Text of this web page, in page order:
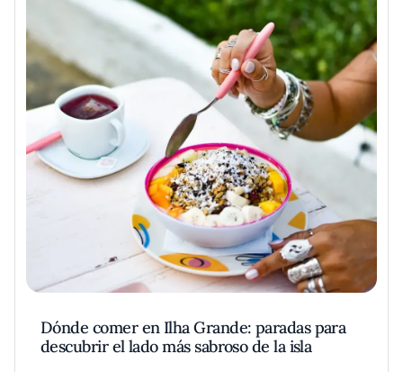
referencia para quienes buscan matices sin
estridencias en la cocina contemporánea de
Buenos Aires.
Dónde comer en Ilha Grande: paradas para
descubrir el lado más sabroso de la isla